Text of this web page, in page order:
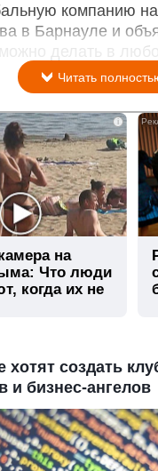
компанию
в Барнауле и
делать в
Читать
i
на
Что люди
когда их не
хотят создать
и бизнес-ангелов